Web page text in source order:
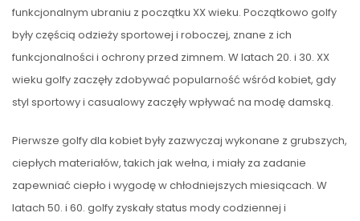
funkcjonalnym ubraniu z początku XX wieku. Początkowo golfy
były częścią odzieży sportowej i roboczej, znane z ich
funkcjonalności i ochrony przed zimnem. W latach 20. i 30. XX
wieku golfy zaczęły zdobywać popularność wśród kobiet, gdy
styl sportowy i casualowy zaczęły wpływać na modę damską.
Pierwsze golfy dla kobiet były zazwyczaj wykonane z grubszych,
ciepłych materiałów, takich jak wełna, i miały za zadanie
zapewniać ciepło i wygodę w chłodniejszych miesiącach. W
latach 50. i 60. golfy zyskały status mody codziennej i